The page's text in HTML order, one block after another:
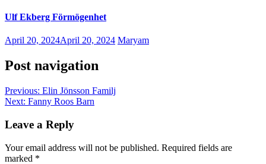
Ulf Ekberg Förmögenhet
April 20, 2024April 20, 2024 Maryam
Post navigation
Previous: Elin Jönsson Familj
Next: Fanny Roos Barn
Leave a Reply
Your email address will not be published. Required fields are
marked *